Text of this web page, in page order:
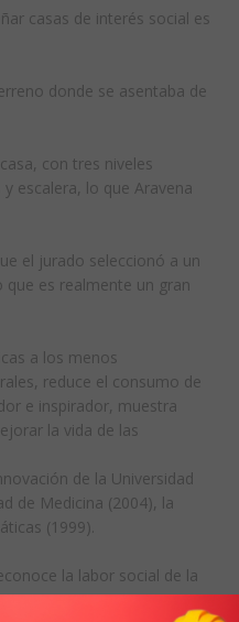
casas de interés social es
donde se asentaba de
con tres niveles
escalera, lo que Aravena
el jurado seleccionó a un
es realmente un gran
a los menos
reduce el consumo de
e inspirador, muestra
la vida de las
de la Universidad
de Medicina (2004), la
(1999).
la labor social de la